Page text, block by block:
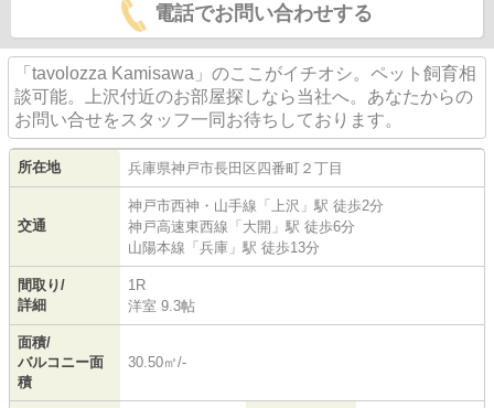
電話でお問い合わせする
「tavolozza Kamisawa」のここがイチオシ。ペット飼育相
談可能。上沢付近のお部屋探しなら当社へ。あなたからの
お問い合せをスタッフ一同お待ちしております。
所在地 兵庫県神戸市長田区 四番町 ２丁目
交通
神戸市西神・山手線 「 上沢 」駅 徒歩2分
神戸高速東西線 「 大開 」駅 徒歩6分
山陽本線 「 兵庫 」駅 徒歩13分
間取り/
詳細
1R
洋室 9.3帖
面積/
バルコニー面
積
30.50㎡/-